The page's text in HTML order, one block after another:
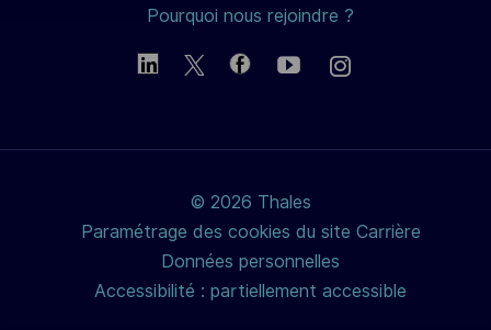
Pourquoi nous rejoindre ?
© 2026 Thales
Paramétrage des cookies du site Carrière
Données personnelles
Accessibilité : partiellement accessible